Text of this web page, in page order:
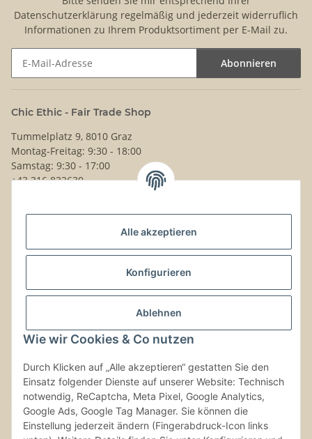
Alle akzeptieren
Konfigurieren
Ablehnen
Wie wir Cookies & Co nutzen
Durch Klicken auf „Alle akzeptieren“ gestatten Sie den
Einsatz folgender Dienste auf unserer Website: Technisch
notwendig, ReCaptcha, Meta Pixel, Google Analytics,
Google Ads, Google Tag Manager. Sie können die
Einstellung jederzeit ändern (Fingerabdruck-Icon links
Datenschutzerklärung regelmäßig und jederzeit widerruflich
Informationen zu Ihrem Produktsortiment per E-Mail zu.
Abonnieren
Chic Ethic - Fair Trade Shop
Tummelplatz 9, 8010 Graz
Montag-Freitag: 9:30 - 18:00
Samstag: 9:30 - 17:00
+43 316 832630
Kontaktinformationen
Vertrag widerrufen